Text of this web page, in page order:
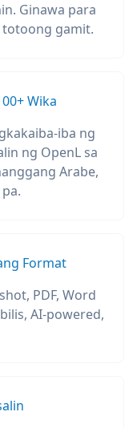
Ginawa para
totoong gamit.
Wika
iba ng
ng OpenL sa
Arabe,
Format
PDF, Word
AI-powered,